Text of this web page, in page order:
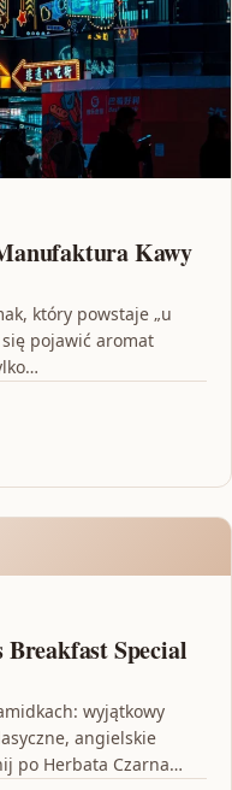
Kawy
który powstaje „u
pojawić aromat
Special
wyjątkowy
angielskie
po Herbata Czarna